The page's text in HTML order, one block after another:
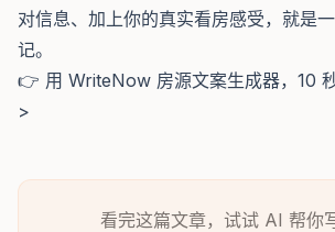
对信息、加上你的真实看房感受，就是
记。
👉 用 WriteNow 房源文案生成器，10
>
看完这篇文章，试试 AI 帮你